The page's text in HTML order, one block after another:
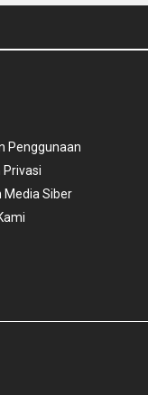
Penggunaan
Privasi
Media Siber